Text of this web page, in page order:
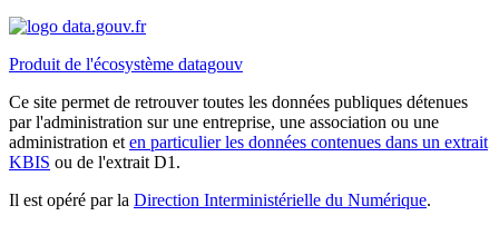
Produit de l'écosystème datagouv
Ce site permet de retrouver toutes les données publiques détenues
par l'administration sur une entreprise, une association ou une
administration et en particulier les données contenues dans un extrait
KBIS ou de l'extrait D1.
Il est opéré par la Direction Interministérielle du Numérique.